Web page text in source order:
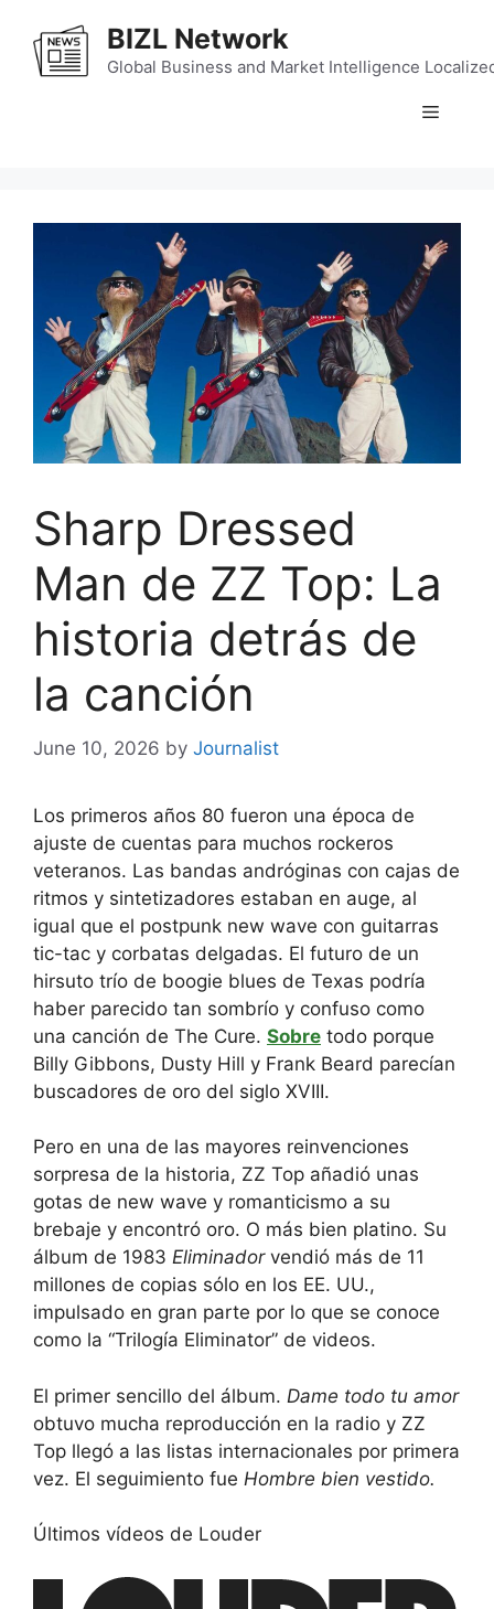
content
BIZL Network
Global Business and Market Intelligence
Menu
Sharp Dressed
Man de ZZ Top: La
historia detrás de
la canción
June 10, 2026 by Journalist
Los primeros años 80 fueron una época de
ajuste de cuentas para muchos rockeros
veteranos. Las bandas andróginas con cajas de
ritmos y sintetizadores estaban en auge, al
igual que el postpunk new wave con guitarras
tic-tac y corbatas delgadas. El futuro de un
hirsuto trío de boogie blues de Texas podría
haber parecido tan sombrío y confuso como
una canción de The Cure. Sobre todo porque
Billy Gibbons, Dusty Hill y Frank Beard parecían
buscadores de oro del siglo XVIII.
Pero en una de las mayores reinvenciones
sorpresa de la historia, ZZ Top añadió unas
gotas de new wave y romanticismo a su
brebaje y encontró oro. O más bien platino. Su
álbum de 1983 Eliminadorvendió más de 11
millones de copias sólo en los EE. UU.,
impulsado en gran parte por lo que se conoce
como la “Trilogía Eliminator” de videos.
El primer sencillo del álbum. Dame todo tu amor
obtuvo mucha reproducción en la radio y ZZ
Top llegó a las listas internacionales por primera
vez. El seguimiento fue Hombre bien vestido.
Últimos vídeos de Louder